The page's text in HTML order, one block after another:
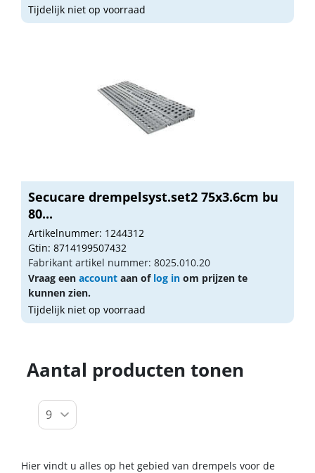
Tijdelijk niet op voorraad
Secucare drempelsyst.set2 75x3.6cm bu
80...
Artikelnummer: 1244312
Gtin: 8714199507432
Fabrikant artikel nummer: 8025.010.20
Vraag een account aan of log in om prijzen te
kunnen zien.
Tijdelijk niet op voorraad
Aantal producten tonen
Hier vindt u alles op het gebied van drempels voor de